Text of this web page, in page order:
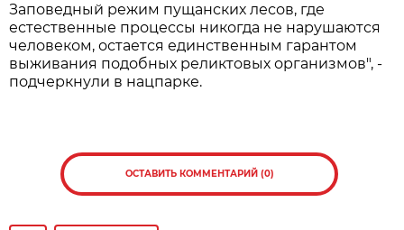
Заповедный режим пущанских лесов, где
естественные процессы никогда не нарушаются
человеком, остается единственным гарантом
выживания подобных реликтовых организмов", -
подчеркнули в нацпарке.
ОСТАВИТЬ КОММЕНТАРИЙ (0)